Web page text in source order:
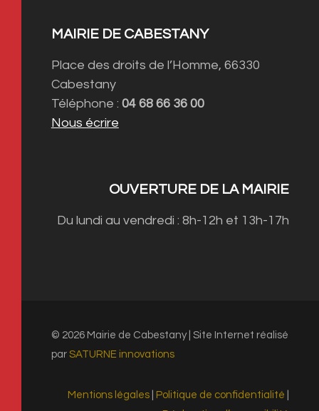
MAIRIE DE CABESTANY
Place des droits de l’Homme, 66330
Cabestany
Téléphone : 04 68 66 36 00
Nous écrire
OUVERTURE DE LA MAIRIE
Du lundi au vendredi : 8h-12h et 13h-17h
© 2026 Mairie de Cabestany | Site Internet réalisé
par SATURNE innovations
Mentions légales Politique de confidentialité